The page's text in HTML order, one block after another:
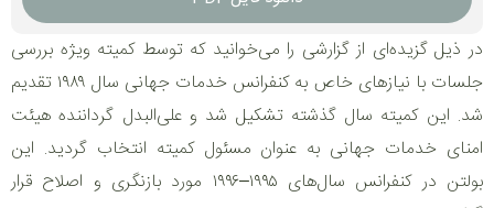
در ذیل گزیده‌ای از گزارشی را می‌خوانید که توسط کمیته ویژه بررسی
جلسات با نیازهای خاص به کنفرانس خدمات جهانی سال ۱۹۸۹ تقدیم
شد. این کمیته سال گذشته تشکیل شد و علی‌البدل گرداننده هیئت
امنای خدمات جهانی به عنوان مسئول کمیته انتخاب گردید. این
بولتن در کنفرانس سال‌های ۱۹۹۵–۱۹۹۶ مورد بازنگری و اصلاح قرار